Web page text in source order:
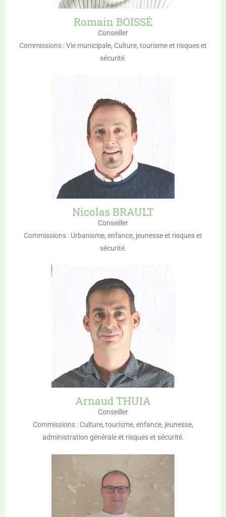
Romain BOISSÉ
Conseiller
Commissions : Vie municipale, Culture, tourisme et risques et
sécurité.
Nicolas BRAULT
Conseiller
Commissions : Urbanisme, enfance, jeunesse et risques et
sécurité.
Arnaud THUIA
Conseiller
Commissions : Culture, tourisme, enfance, jeunesse,
administration générale et risques et sécurité.